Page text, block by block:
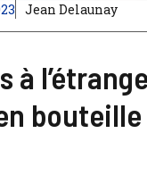
Jean Delaunay
à